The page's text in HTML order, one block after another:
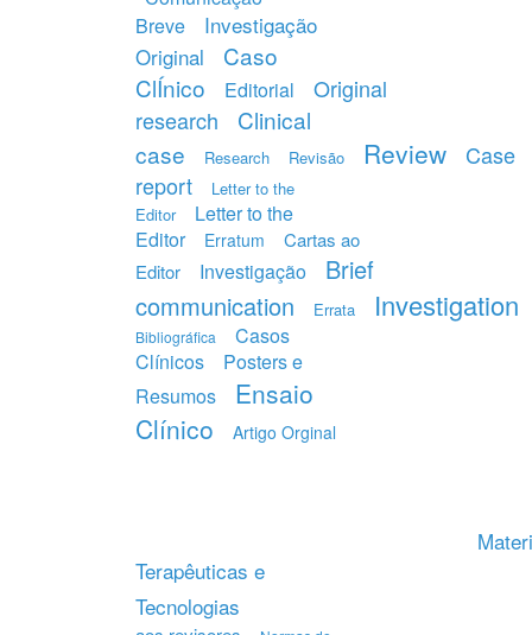
Breve
Investigação
Original
Caso
ClÍnico
Editorial
Original
research
Clinical
case
Research Revisão Review
Case
report
Letter to the
Editor
Letter to the
Editor
Erratum
Cartas ao
Editor
Investigação
Brief
communication
Errata Investigation
Bibliográfica
Casos
Clínicos
Posters e
Resumos
Ensaio
Clínico
Artigo Orginal
Terapêuticas e
Tecnologias